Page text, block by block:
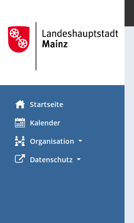
Startseite
Kalender
Organisation
Datenschutz